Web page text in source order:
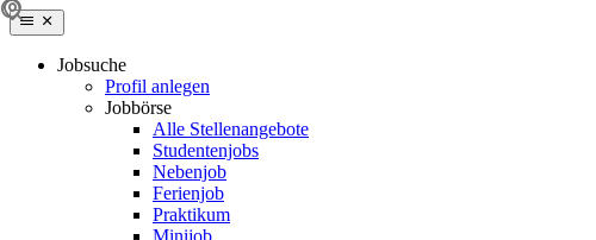
Jobsuche
Profil anlegen
Jobbörse
Alle Stellenangebote
Studentenjobs
Nebenjob
Ferienjob
Praktikum
Minijob